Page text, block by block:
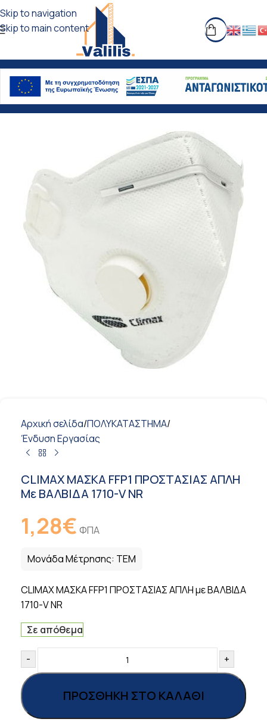
Skip to navigation
Skip to main content
Αρχική σελίδα/ΠΟΛΥΚΑΤΑΣΤΗΜΑ/
Ένδυση Εργασίας
CLIMAX ΜΑΣΚΑ FFP1 ΠΡΟΣΤΑΣΙΑΣ ΑΠΛΗ
Με ΒΑΛΒΙΔΑ 1710-V NR
1,28€ ΦΠΑ
Μονάδα Μέτρησης: ΤΕΜ
CLIMAX ΜΑΣΚΑ FFP1 ΠΡΟΣΤΑΣΙΑΣ ΑΠΛΗ με ΒΑΛΒΙΔΑ
1710-V NR
Σε απόθεμα
- +
ΠΡΟΣΘΉΚΗ ΣΤΟ ΚΑΛΆΘΙ